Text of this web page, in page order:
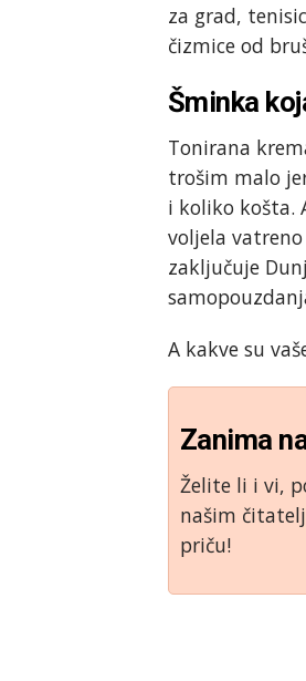
za grad,
čizmice od
Šminka
Tonirana
trošim malo
i koliko košta.
voljela
zaključuje
A kakve su
Zanima
Želite li i vi,
našim
priču!